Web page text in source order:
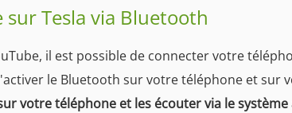
sur Tesla via Bluetooth
il est possible de connecter votre
le Bluetooth sur votre téléphone et sur
votre téléphone et les écouter via le système